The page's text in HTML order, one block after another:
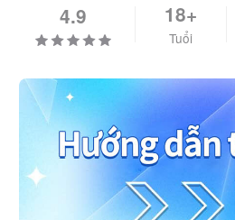
4.9 18+
Tuổi